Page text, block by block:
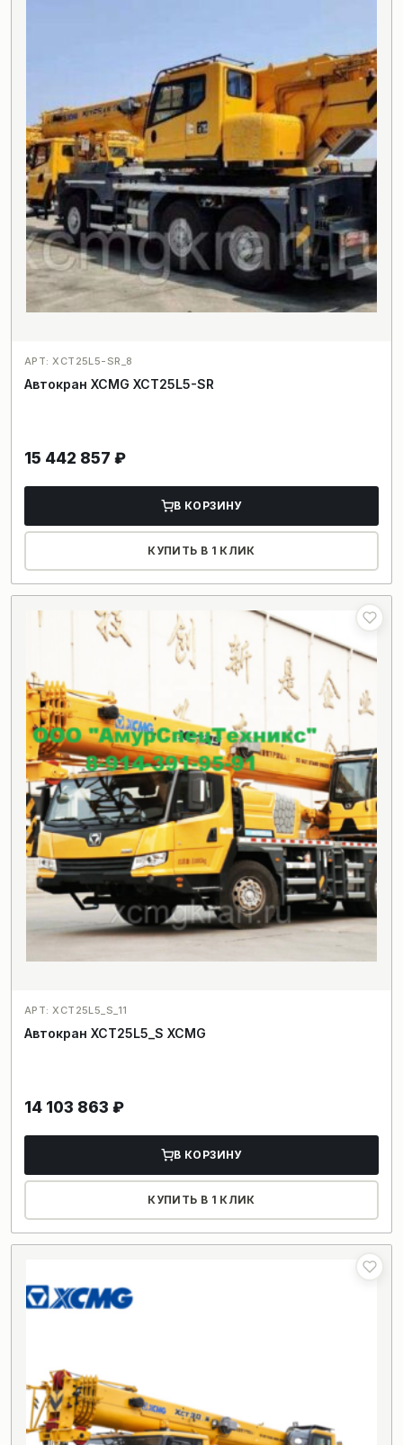
АРТ: XCT25L5-SR_8
Автокран XCMG XCT25L5-SR
15 442 857 ₽
В КОРЗИНУ
КУПИТЬ В 1 КЛИК
АРТ: XCT25L5_S_11
Автокран XCT25L5_S XCMG
14 103 863 ₽
В КОРЗИНУ
КУПИТЬ В 1 КЛИК